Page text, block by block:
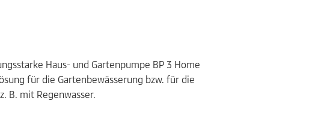
Haus- und Gartenpumpe BP 3 Home
für die Gartenbewässerung bzw. für die
B. mit Regenwasser.